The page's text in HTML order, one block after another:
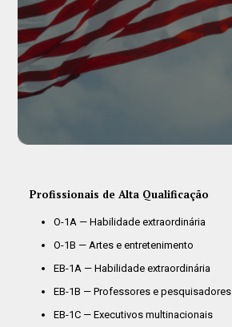
Profissionais de Alta Qualificação
O-1A — Habilidade extraordinária
O-1B — Artes e entretenimento
EB-1A — Habilidade extraordinária
EB-1B — Professores e pesquisadores
EB-1C — Executivos multinacionais